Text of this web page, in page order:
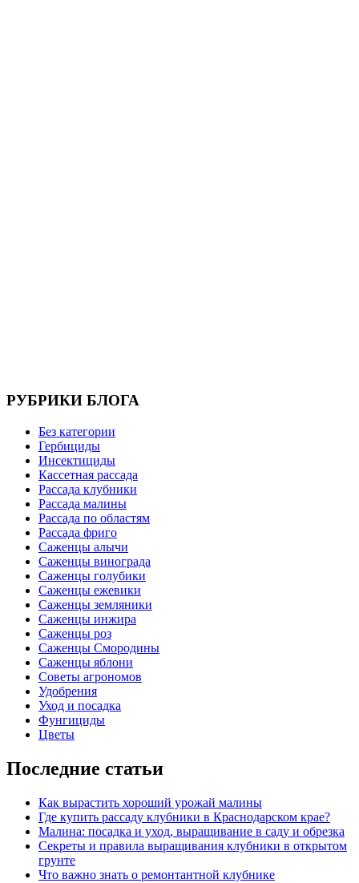
РУБРИКИ БЛОГА
Без категории
Гербициды
Инсектициды
Кассетная рассада
Рассада клубники
Рассада малины
Рассада по областям
Рассада фриго
Саженцы алычи
Саженцы винограда
Саженцы голубики
Саженцы ежевики
Саженцы земляники
Саженцы инжира
Саженцы роз
Саженцы Смородины
Саженцы яблони
Советы агрономов
Удобрения
Уход и посадка
Фунгициды
Цветы
Последние статьи
Как вырастить хороший урожай малины
Где купить рассаду клубники в Краснодарском крае?
Малина: посадка и уход, выращивание в саду и обрезка
Секреты и правила выращивания клубники в открытом
грунте
Что важно знать о ремонтантной клубнике